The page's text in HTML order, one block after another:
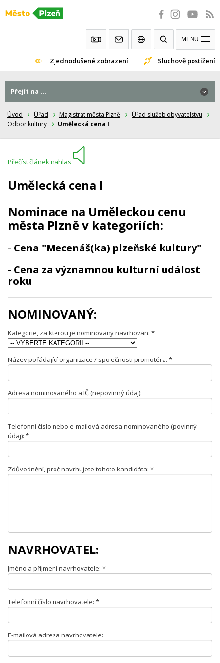
Přeskočit
Zjednodušené zobrazení Sluchově postižení
MENU
Úvod Úřad Magistrát města Plzně
Úřad služeb obyvatelstvu
Odbor kultury
Umělecká cena I
Přečíst článek nahlas
Umělecká cena I
Nominace na Uměleckou cenu
města Plzně v kategoriích:
- Cena "Mecenáš(ka) plzeňské kultury"
- Cena za významnou kulturní událost
roku
NOMINOVANÝ:
Kategorie, za kterou je nominovaný navrhován: *
Název pořádající organizace / společnosti promotéra: *
Adresa nominovaného a IČ (nepovinný údaj):
Telefonní číslo nebo e-mailová adresa nominovaného (povinný
údaj): *
Zdůvodnění, proč navrhujete tohoto kandidáta: *
NAVRHOVATEL:
Jméno a příjmení navrhovatele: *
Telefonní číslo navrhovatele: *
E-mailová adresa navrhovatele:
Přejít na ...